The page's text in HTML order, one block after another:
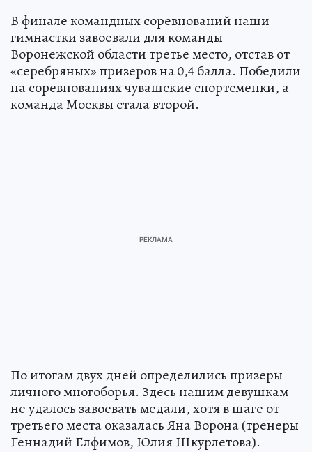
В финале командных соревнований наши
гимнастки завоевали для команды
Воронежской области третье место, отстав от
«серебряных» призеров на 0,4 балла. Победили
на соревнованиях чувашские спортсменки, а
команда Москвы стала второй.
По итогам двух дней определились призеры
личного многоборья. Здесь нашим девушкам
не удалось завоевать медали, хотя в шаге от
третьего места оказалась Яна Ворона (тренеры
Геннадий Елфимов, Юлия Шкурлетова).